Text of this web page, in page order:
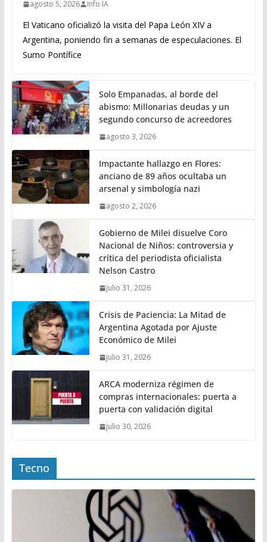
agosto 5, 2026 Info IA
El Vaticano oficializó la visita del Papa León XIV a
Argentina, poniendo fin a semanas de especulaciones. El
Sumo Pontífice
Solo Empanadas, al borde del
abismo: Millonarias deudas y un
segundo concurso de acreedores
agosto 3, 2026
Impactante hallazgo en Flores:
anciano de 89 años ocultaba un
arsenal y simbología nazi
agosto 2, 2026
Gobierno de Milei disuelve Coro
Nacional de Niños: controversia y
crítica del periodista oficialista
Nelson Castro
julio 31, 2026
Crisis de Paciencia: La Mitad de
Argentina Agotada por Ajuste
Económico de Milei
julio 31, 2026
ARCA moderniza régimen de
compras internacionales: puerta a
puerta con validación digital
julio 30, 2026
Tecno